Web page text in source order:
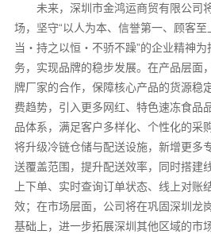
未来，深圳市金鸿运商贸有限公司
场，坚守“以人为本、信誉第一、顾客至
当・持之以恒・不骄不躁”的企业精神
务，实现品牌的稳步发展。在产品层面
牌厂家的合作，保障核心产品的货源稳
费趋势，引入更多网红、特色速冻食品
品体系，满足客户多样化、个性化的采
将升级冷链仓储与配送设施，新增更多
送覆盖范围，提升配送效率，同时搭建
上下单、实时查询订单状态、线上对账
效；在市场层面，公司将在巩固深圳龙
基础上，进一步拓展深圳其他区域的市